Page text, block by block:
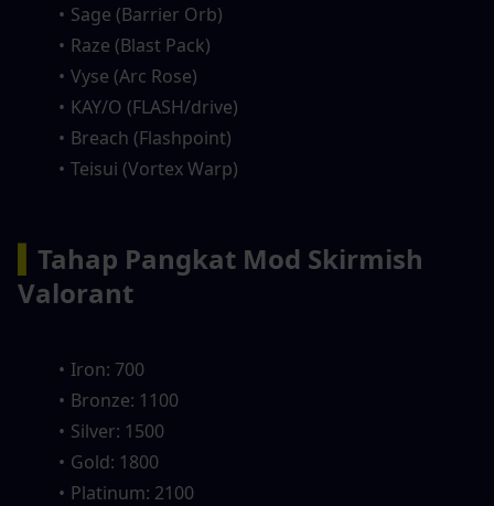
Sage (Barrier Orb)
Raze (Blast Pack)
Vyse (Arc Rose)
KAY/O (FLASH/drive)
Breach (Flashpoint)
Teisui (Vortex Warp)
Tahap Pangkat Mod Skirmish
Valorant
Iron: 700
Bronze: 1100
Silver: 1500
Gold: 1800
Platinum: 2100